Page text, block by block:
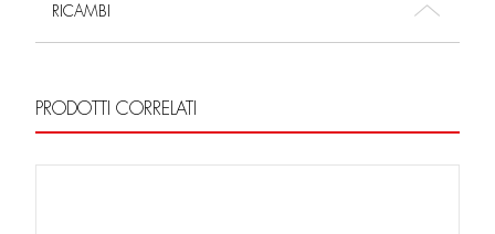
RICAMBI
PRODOTTI CORRELATI